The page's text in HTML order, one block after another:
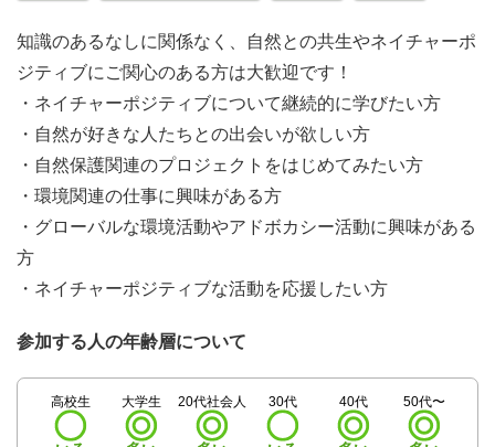
知識のあるなしに関係なく、自然との共生やネイチャーポ
ジティブにご関心のある方は大歓迎です！
・ネイチャーポジティブについて継続的に学びたい方
・自然が好きな人たちとの出会いが欲しい方
・自然保護関連のプロジェクトをはじめてみたい方
・環境関連の仕事に興味がある方
・グローバルな環境活動やアドボカシー活動に興味がある
方
・ネイチャーポジティブな活動を応援したい方
参加する人の年齢層について
高校生 大学生 20代社会人 30代 40代 50代〜